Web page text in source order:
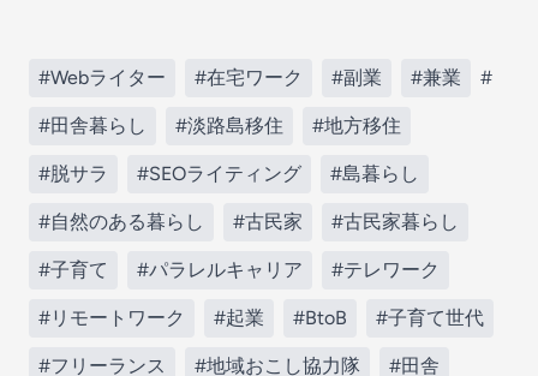
#Webライター #在宅ワーク #副業 #兼業 #
#田舎暮らし #淡路島移住 #地方移住
#脱サラ #SEOライティング #島暮らし
#自然のある暮らし #古民家 #古民家暮らし
#子育て #パラレルキャリア #テレワーク
#リモートワーク #起業 #BtoB #子育て世代
#フリーランス #地域おこし協力隊 #田舎